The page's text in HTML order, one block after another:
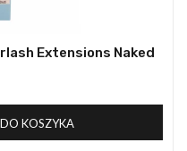
Extensions Naked
KOSZYKA